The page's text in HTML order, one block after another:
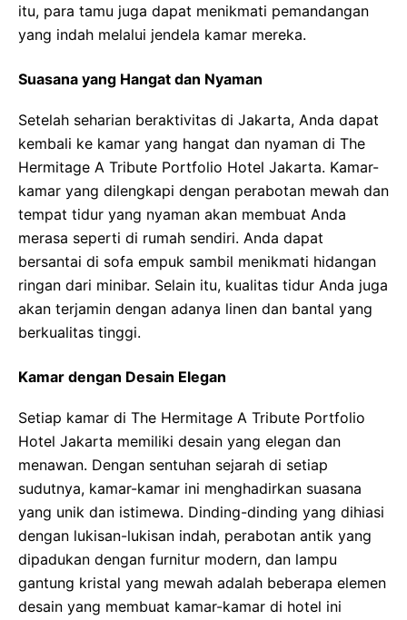
itu, para tamu juga dapat menikmati pemandangan
yang indah melalui jendela kamar mereka.
Suasana yang Hangat dan Nyaman
Setelah seharian beraktivitas di Jakarta, Anda dapat
kembali ke kamar yang hangat dan nyaman di The
Hermitage A Tribute Portfolio Hotel Jakarta. Kamar-
kamar yang dilengkapi dengan perabotan mewah dan
tempat tidur yang nyaman akan membuat Anda
merasa seperti di rumah sendiri. Anda dapat
bersantai di sofa empuk sambil menikmati hidangan
ringan dari minibar. Selain itu, kualitas tidur Anda juga
akan terjamin dengan adanya linen dan bantal yang
berkualitas tinggi.
Kamar dengan Desain Elegan
Setiap kamar di The Hermitage A Tribute Portfolio
Hotel Jakarta memiliki desain yang elegan dan
menawan. Dengan sentuhan sejarah di setiap
sudutnya, kamar-kamar ini menghadirkan suasana
yang unik dan istimewa. Dinding-dinding yang dihiasi
dengan lukisan-lukisan indah, perabotan antik yang
dipadukan dengan furnitur modern, dan lampu
gantung kristal yang mewah adalah beberapa elemen
desain yang membuat kamar-kamar di hotel ini